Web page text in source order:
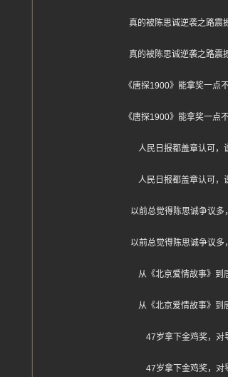
真的被陈思诚逆袭之路震
真的被陈思诚逆袭之路震
《唐探1900》能拿奖一点
《唐探1900》能拿奖一点
人民日报都盖章认可，
人民日报都盖章认可，
以前总觉得陈思诚争议多
以前总觉得陈思诚争议多
从《北京爱情故事》到
从《北京爱情故事》到
47岁拿下金鸡奖，对
47岁拿下金鸡奖，对